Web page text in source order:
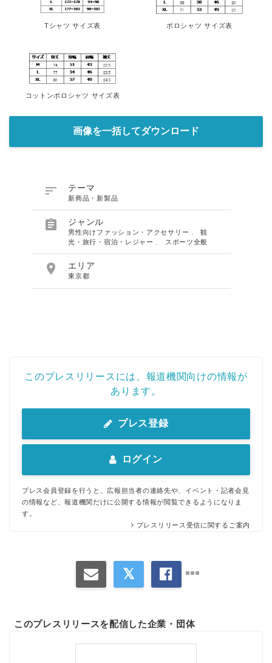
Tシャツ サイズ表 ポロシャツ サイズ表
コットンポロシャツ サイズ表
画像を一括してダウンロード
 テーマ
新商品・新製品
 ジャンル
男性向けファッション・アクセサリー 、観
光・旅行・宿泊・レジャー
スポーツ全般
 エリア
東京都
このプレスリリースには、報道機関向けの情報が
あります。
プレス登録
ログイン
プレス会員登録を行うと、広報担当者の連絡先や、イベント・記者会見
の情報など、報道機関だけに公開する情報が閲覧できるようになりま
す。
プレスリリース受信に関するご案内
このプレスリリースを配信した企業・団体